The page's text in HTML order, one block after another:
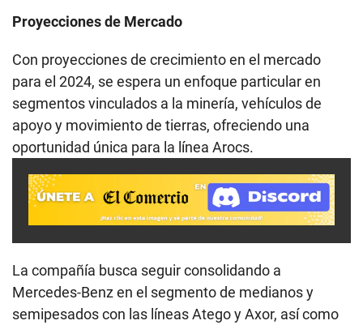
Proyecciones de Mercado
Con proyecciones de crecimiento en el mercado
para el 2024, se espera un enfoque particular en
segmentos vinculados a la minería, vehículos de
apoyo y movimiento de tierras, ofreciendo una
oportunidad única para la línea Arocs.
La compañía busca seguir consolidando a
Mercedes-Benz en el segmento de medianos y
semipesados con las líneas Atego y Axor, así como